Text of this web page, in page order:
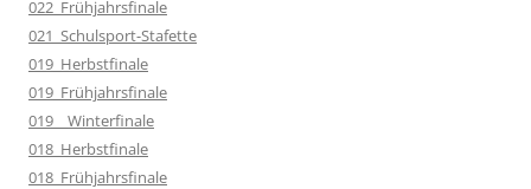
022_Frühjahrsfinale
021_Schulsport-Stafette
019_Herbstfinale
019_Frühjahrsfinale
019__Winterfinale
018_Herbstfinale
018_Frühjahrsfinale